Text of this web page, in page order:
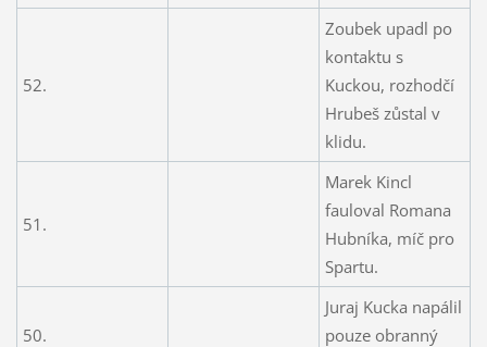
52.
Zoubek upadl po
kontaktu s
Kuckou, rozhodčí
Hrubeš zůstal v
klidu.
51.
Marek Kincl
fauloval Romana
Hubníka, míč pro
Spartu.
50.
Juraj Kucka napálil
pouze obranný